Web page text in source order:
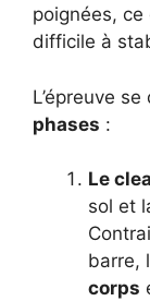
poignées,
difficile à
L’épreuve
phases :
Le
sol et
barre,
corps